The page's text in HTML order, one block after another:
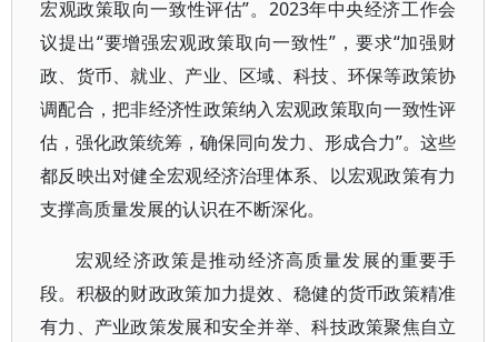
宏观政策取向一致性评估”。2023年中央经济工作会
议提出“要增强宏观政策取向一致性”，要求“加强财
政、货币、就业、产业、区域、科技、环保等政策协
调配合，把非经济性政策纳入宏观政策取向一致性评
估，强化政策统筹，确保同向发力、形成合力”。这些
都反映出对健全宏观经济治理体系、以宏观政策有力
支撑高质量发展的认识在不断深化。
宏观经济政策是推动经济高质量发展的重要手
段。积极的财政政策加力提效、稳健的货币政策精准
有力、产业政策发展和安全并举、科技政策聚焦自立